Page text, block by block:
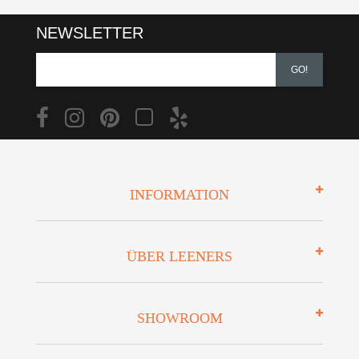
NEWSLETTER
GO!
INFORMATION
Finanzierung
Datenschutz
ÜBER LEENERS
SHOWROOM